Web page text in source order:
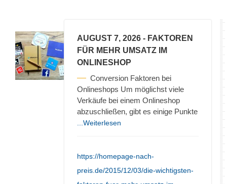
AUGUST 7, 2026 - FAKTOREN
FÜR MEHR UMSATZ IM
ONLINESHOP
Conversion Faktoren bei
Onlineshops Um möglichst viele
Verkäufe bei einem Onlineshop
abzuschließen, gibt es einige Punkte
...Weiterlesen
https://homepage-nach-
preis.de/2015/12/03/die-wichtigsten-